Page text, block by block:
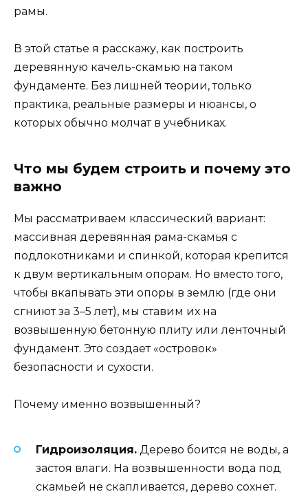
рамы.
В этой статье я расскажу, как построить
деревянную качель-скамью на таком
фундаменте. Без лишней теории, только
практика, реальные размеры и нюансы, о
которых обычно молчат в учебниках.
Что мы будем строить и почему это
важно
Мы рассматриваем классический вариант:
массивная деревянная рама-скамья с
подлокотниками и спинкой, которая крепится
к двум вертикальным опорам. Но вместо того,
чтобы вкапывать эти опоры в землю (где они
сгниют за 3–5 лет), мы ставим их на
возвышенную бетонную плиту или ленточный
фундамент. Это создает «островок»
безопасности и сухости.
Почему именно возвышенный?
Гидроизоляция. Дерево боится не воды, а
застоя влаги. На возвышенности вода под
скамьей не скапливается, дерево сохнет.